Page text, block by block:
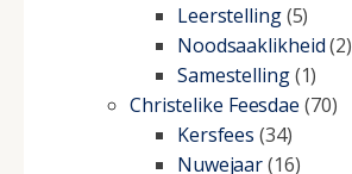
Leerstelling(5)
Noodsaaklikheid(2)
Samestelling(1)
Christelike Feesdae (70)
Kersfees (34)
Nuwejaar(16)